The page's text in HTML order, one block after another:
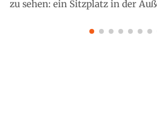
zu sehen: ein Sitzplatz in der